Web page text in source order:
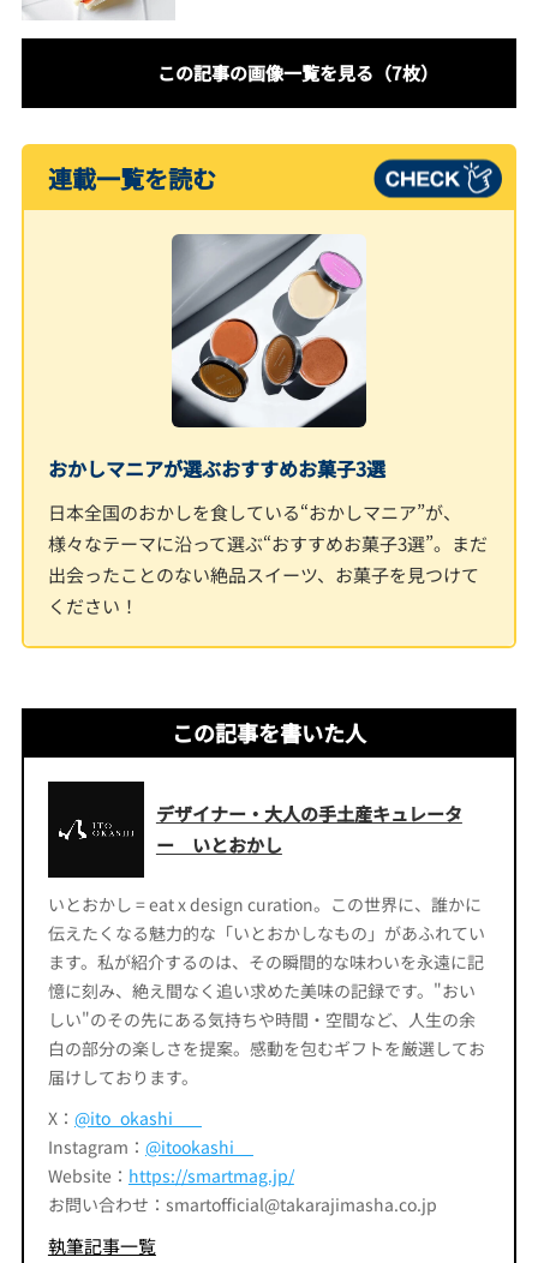
この記事の画像一覧を見る（7枚）
連載一覧を読む
おかしマニアが選ぶおすすめお菓子3選
日本全国のおかしを食している“おかしマニア”が、
様々なテーマに沿って選ぶ“おすすめお菓子3選”。まだ
出会ったことのない絶品スイーツ、お菓子を見つけて
ください！
この記事を書いた人
デザイナー・大人の手土産キュレータ
ー いとおかし
いとおかし = eat x design curation。この世界に、誰かに
伝えたくなる魅力的な「いとおかしなもの」があふれてい
ます。私が紹介するのは、その瞬間的な味わいを永遠に記
憶に刻み、絶え間なく追い求めた美味の記録です。"おい
しい"のその先にある気持ちや時間・空間など、人生の余
白の部分の楽しさを提案。感動を包むギフトを厳選してお
届けしております。
X： @ito_okashi___
Instagram： @itookashi__
Website： https://smartmag.jp/
お問い合わせ：smartofficial@takarajimasha.co.jp
執筆記事一覧